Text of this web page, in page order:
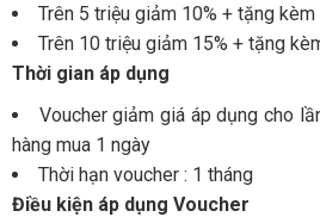
Trên 5 triệu giảm 10% + tặng kèm
Trên 10 triệu giảm 15% + tặng
Thời gian áp dụng
Voucher giảm giá áp dụng cho
hàng mua 1 ngày
Thời hạn voucher : 1 tháng
Điều kiện áp dụng Voucher